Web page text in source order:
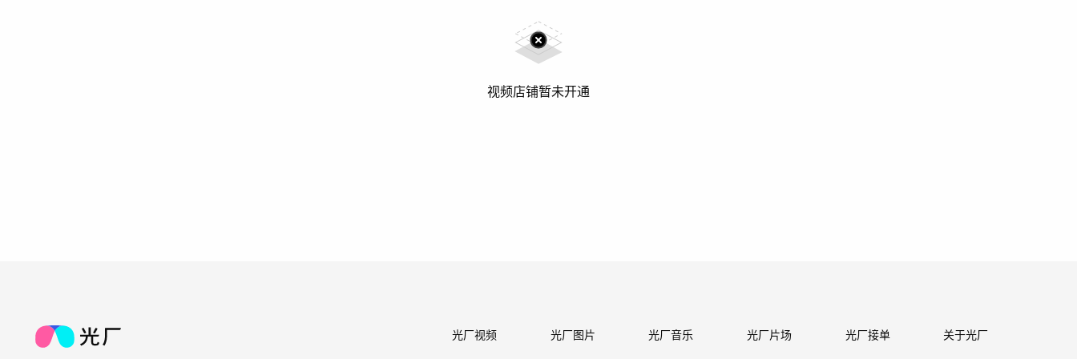
视频店铺暂未开通
光厂视频 光厂图片 光厂音乐 光厂片场 光厂接单 关于光厂